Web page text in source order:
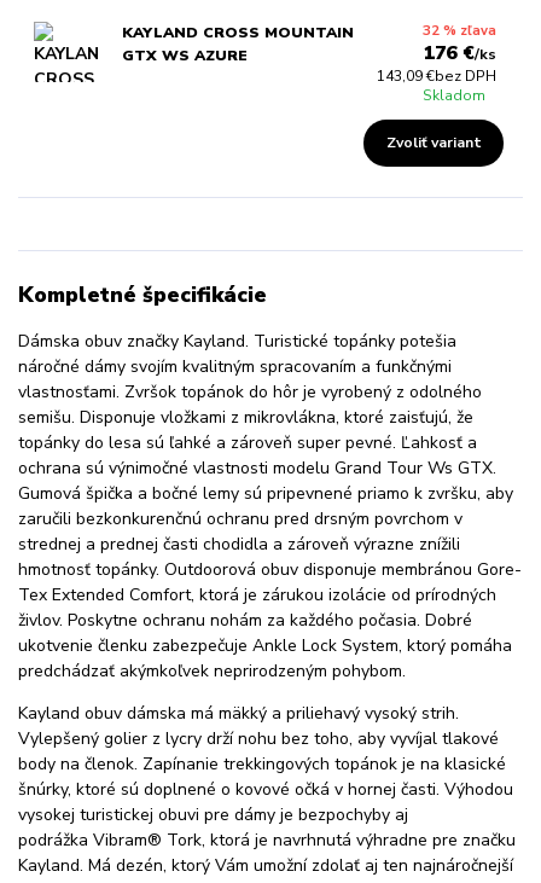
KAYLAND CROSS MOUNTAIN
GTX WS AZURE
32 % zľava
176 €/ks
143,09 €bez DPH
Skladom
Zvoliť variant
Kompletné špecifikácie
Dámska obuv značky Kayland. Turistické topánky potešia
náročné dámy svojím kvalitným spracovaním a funkčnými
vlastnosťami. Zvršok topánok do hôr je vyrobený z odolného
semišu. Disponuje vložkami z mikrovlákna, ktoré zaisťujú, že
topánky do lesa sú ľahké a zároveň super pevné. Ľahkosť a
ochrana sú výnimočné vlastnosti modelu Grand Tour Ws GTX.
Gumová špička a bočné lemy sú pripevnené priamo k zvršku, aby
zaručili bezkonkurenčnú ochranu pred drsným povrchom v
strednej a prednej časti chodidla a zároveň výrazne znížili
hmotnosť topánky. Outdoorová obuv disponuje membránou Gore-
Tex Extended Comfort, ktorá je zárukou izolácie od prírodných
živlov. Poskytne ochranu nohám za každého počasia. Dobré
ukotvenie členku zabezpečuje Ankle Lock System, ktorý pomáha
predchádzať akýmkoľvek neprirodzeným pohybom.
Kayland obuv dámska má mäkký a priliehavý vysoký strih.
Vylepšený golier z lycry drží nohu bez toho, aby vyvíjal tlakové
body na členok. Zapínanie trekkingových topánok je na klasické
šnúrky, ktoré sú doplnené o kovové očká v hornej časti. Výhodou
vysokej turistickej obuvi pre dámy je bezpochyby aj
podrážka Vibram® Tork, ktorá je navrhnutá výhradne pre značku
Kayland. Má dezén, ktorý Vám umožní zdolať aj ten najnáročnejší